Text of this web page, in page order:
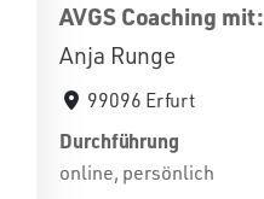
AVGS Coaching mit:
Anja Runge
99096 Erfurt
Durchführung
online, persönlich